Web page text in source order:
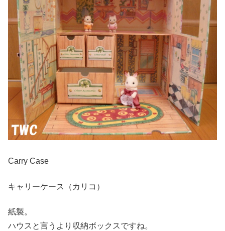
Carry Case
キャリーケース（カリコ）
紙製。
ハウスと言うより収納ボックスですね。